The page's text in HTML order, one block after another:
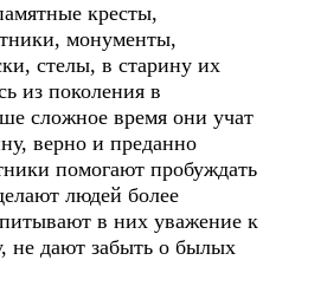
кресты,
монументы,
стелы, в старину их
из поколения в
сложное время они учат
верно и преданно
помогают пробуждать
людей более
в них уважение к
не дают забыть о былых